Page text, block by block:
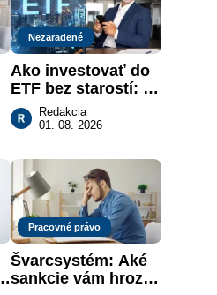
Nezaradené
Ako investovať do
ETF bez starostí:
Investičné plány,
ktoré urobia prácu
Redakcia
01. 08. 2026
Pracovné právo
Švarcsystém: Aké
sankcie vám hrozia